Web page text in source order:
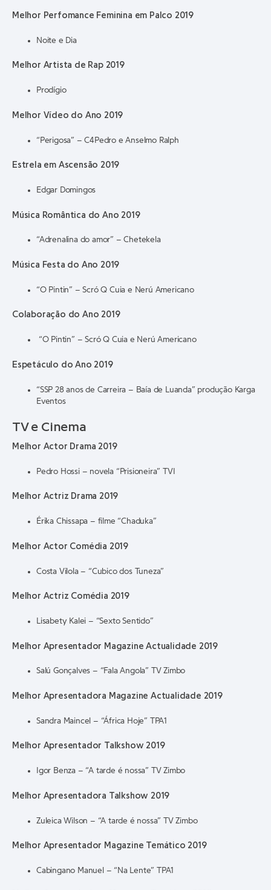
Melhor Perfomance Feminina em Palco 2019
Noite e Dia
Melhor Artista de Rap 2019
Prodígio
Melhor Vídeo do Ano 2019
“Perigosa” – C4Pedro e Anselmo Ralph
Estrela em Ascensão 2019
Edgar Domingos
Música Romântica do Ano 2019
“Adrenalina do amor” – Chetekela
Música Festa do Ano 2019
“O Pintin” – Scró Q Cuia e Nerú Americano
Colaboração do Ano 2019
“O Pintin” – Scró Q Cuia e Nerú Americano
Espetáculo do Ano 2019
“SSP 28 anos de Carreira – Baía de Luanda” produção Karga
Eventos
TV e Cinema
Melhor Actor Drama 2019
Pedro Hossi – novela “Prisioneira” TVI
Melhor Actriz Drama 2019
Érika Chissapa – filme “Chaduka”
Melhor Actor Comédia 2019
Costa Vilola – “Cubico dos Tuneza”
Melhor Actriz Comédia 2019
Lisabety Kalei – “Sexto Sentido”
Melhor Apresentador Magazine Actualidade 2019
Salú Gonçalves – “Fala Angola” TV Zimbo
Melhor Apresentadora Magazine Actualidade 2019
Sandra Maincel – “África Hoje” TPA1
Melhor Apresentador Talkshow 2019
Igor Benza – “A tarde é nossa” TV Zimbo
Melhor Apresentadora Talkshow 2019
Zuleica Wilson – “A tarde é nossa” TV Zimbo
Melhor Apresentador Magazine Temático 2019
Cabingano Manuel – “Na Lente” TPA1